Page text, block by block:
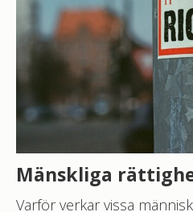
Mänskliga
Varför verkar vissa